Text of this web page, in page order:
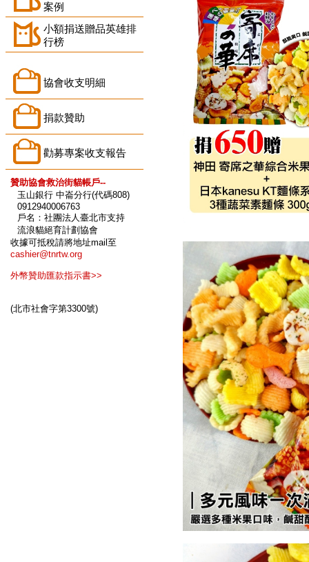
案例
小額捐送贈品英雄排
行榜
協會收支明細
捐款贊助
勸募專案收支報告
贊助協會救治街貓帳戶--
玉山銀行 中崙分行(代碼808)
0912940006763
戶名：社團法人臺北市支持
流浪貓絕育計劃協會
收據可抵稅請將地址mail至
cashier@tnrtw.org
外幣贊助匯款指示書>>
(北市社會字第3300號)